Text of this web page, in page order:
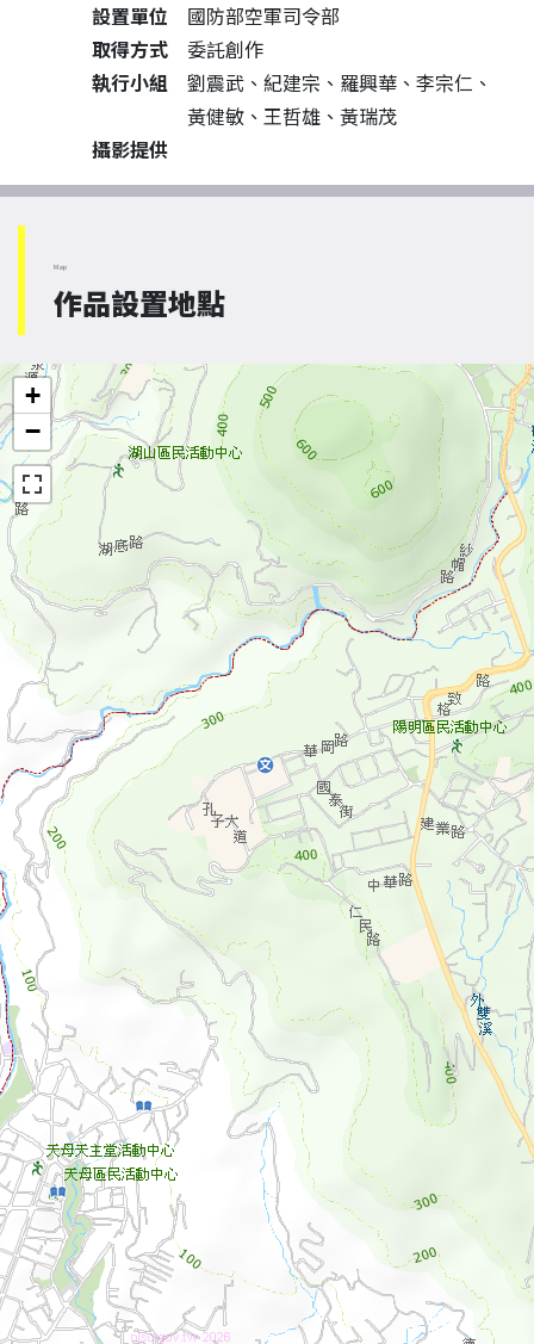
設置單位
國防部空軍司令部
取得方式
委託創作
執行小組
劉震武、紀建宗、羅興華、李宗仁、
黃健敏、王哲雄、黃瑞茂
攝影提供
Map
作品設置地點
+
−